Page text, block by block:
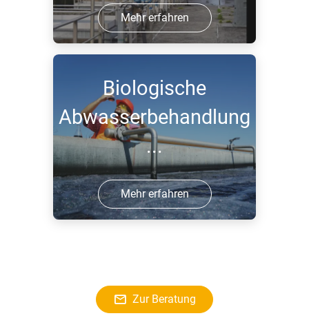
Mehr erfahren
Biologische
Abwasserbehandlung
...
Mehr erfahren
Zur Beratung